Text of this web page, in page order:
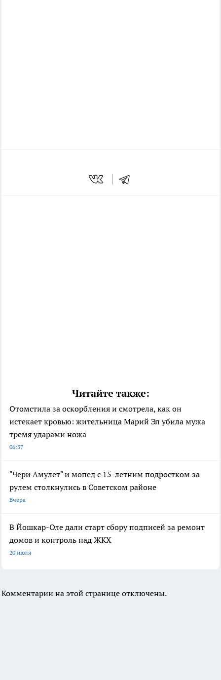
Читайте также:
Отомстила за оскорбления и смотрела, как он
истекает кровью: жительница Марий Эл убила мужа
тремя ударами ножа
06:57
"Чери Амулет" и мопед с 15-летним подростком за
рулем столкнулись в Советском районе
Вчера
В Йошкар-Оле дали старт сбору подписей за ремонт
домов и контроль над ЖКХ
20 июля
Комментарии на этой странице отключены.